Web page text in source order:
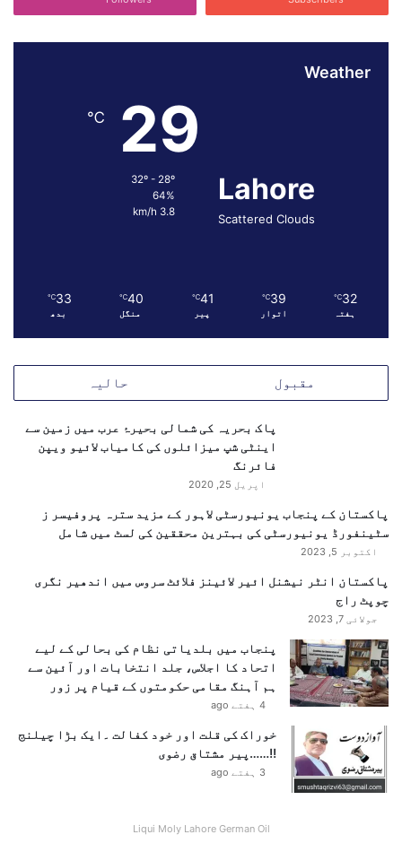
Weather
Lahore
Scattered Clouds
29
℃
64%
3.8 km/h
32
℃
ہفتہ
39
℃
اتوار
41
℃
پیر
40
℃
منگل
33
℃
بدھ
مقبول حالیہ
پاک بحریہ کی شمالی بحیرۂ عرب میں زمین سے
اینٹی شپ میزائلوں کی کامیاب لائیو ویپن
فائرنگ
اپریل 25, 2020
پاکستان کے پنجاب یونیورسٹی لاہور کے مزید سترہ پروفیسر ز
سٹینفورڈ یونیورسٹی کی بہترین محققین کی لسٹ میں شامل
اکتوبر 5, 2023
پاکستان انٹر نیشنل ائیر لائینز فلائٹ سروس میں اندھیر نگری
چوپٹ راج
جولائی 7, 2023
پنجاب میں بلدیاتی نظام کی بحالی کے لیے
اتحاد کا اجلاس، جلد انتخابات اور آئین سے
ہم آہنگ مقامی حکومتوں کے قیام پر زور
4 ہفتے ago
خوراک کی قلت اور خود کفالت ۔ایک بڑا چیلنج
!!……پیر مشتاق رضوی
3 ہفتے ago
Liqui Moly Lahore German Oil